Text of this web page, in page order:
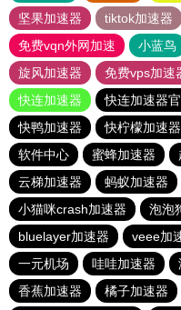
坚果加速器
tiktok加速器
免费vqn外网加速
小蓝鸟
旋风加速器
免费vps加速
快连加速器
快连加速器
快鸭加速器
快柠檬加速器
软件中心
蜜蜂加速器
云梯加速器
蚂蚁加速器
小猫咪crash加速器
泡泡
bluelayer加速器
veee加
一元机场
哇哇加速器
香蕉加速器
橘子加速器